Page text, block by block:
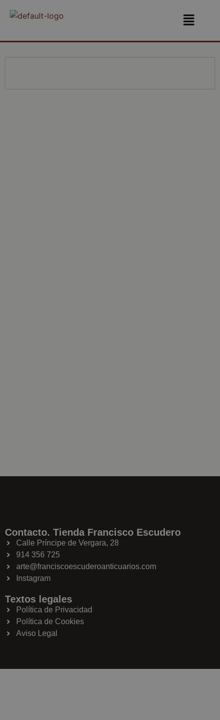
Contacto. Tienda Francisco Escudero
Calle Príncipe de Vergara, 28
914 356 725
arte@franciscoescuderoanticuarios.com
Instagram
Textos legales
Política de Privacidad
Política de Cookies
Aviso Legal